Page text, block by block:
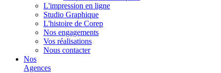
L'impression en ligne
Studio Graphique
L'histoire de Corep
Nos engagements
Vos réalisations
Nous contacter
Nos
Agences